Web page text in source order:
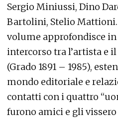
Sergio Miniussi, Dino
Bartolini, Stelio
volume approfondisce
intercorso tra l’artista e
(Grado 1891 – 1985),
mondo editoriale e
contatti con i quattro
furono amici e gli